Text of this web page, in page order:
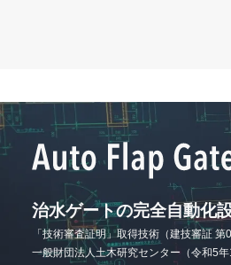
番号，クレジットカード番号，運転
の個人情報をお尋ねすることがあり
ーザーと提携先などとの間でなさ
人情報を含む取引記録や決済に関す
の提携先（情報提供元，広告主，
含みます。以下，｢提携先｣といい
収集することがあります。
治水ゲートの完全自動化
「技術審査証明」取得技術（建技審証 第
一般財団法人土木研究センター（令和5年